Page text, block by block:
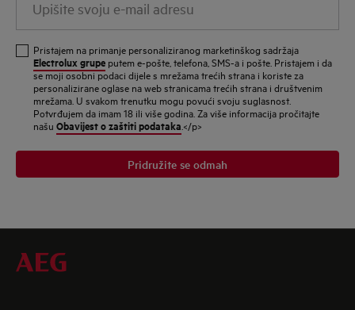
svoju
mail
adresu
Pristajem na primanje personaliziranog marketinškog sadržaja
Electrolux grupe putem e-pošte, telefona, SMS-a i pošte. Pristajem i da
se moji osobni podaci dijele s mrežama trećih strana i koriste za
personalizirane oglase na web stranicama trećih strana i društvenim
mrežama. U svakom trenutku mogu povući svoju suglasnost.
Potvrđujem da imam 18 ili više godina. Za više informacija pročitajte
našu Obavijest o zaštiti podataka .</p>
Pridružite se odmah